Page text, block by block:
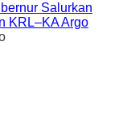
Salurkan
KRL–KA Argo